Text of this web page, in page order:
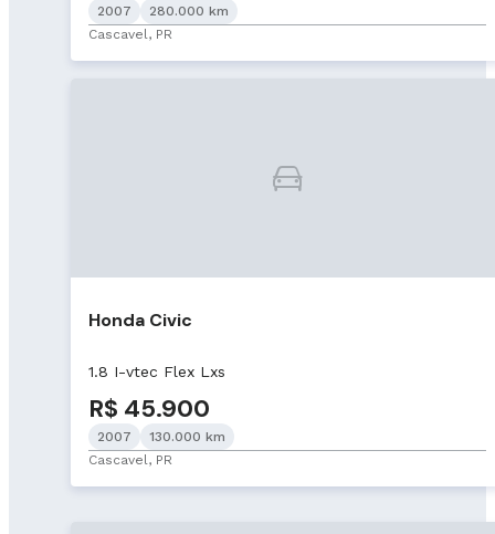
2007
280.000 km
Cascavel, PR
Honda Civic
1.8 I-vtec Flex Lxs
R$ 45.900
2007
130.000 km
Cascavel, PR